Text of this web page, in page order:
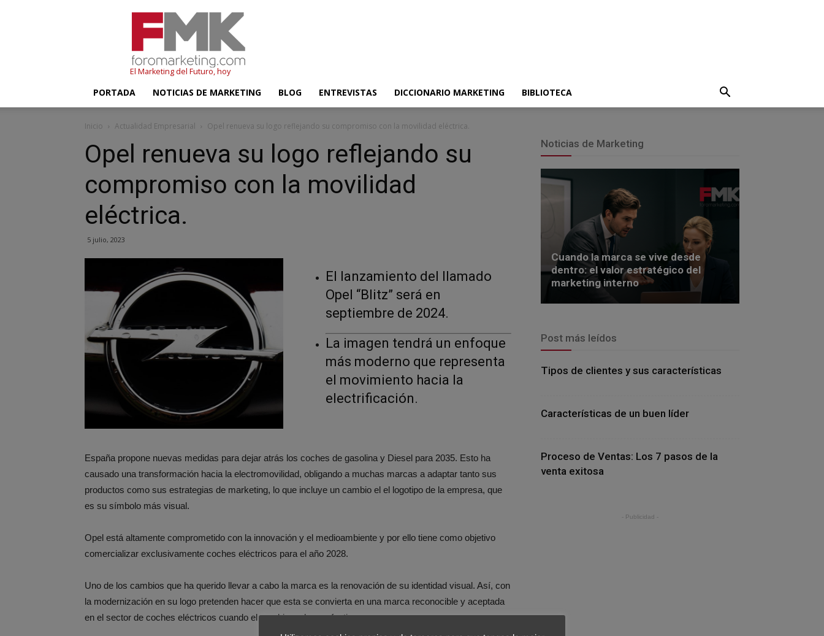
El Marketing del Futuro, hoy
PORTADA NOTICIAS DE MARKETING BLOG ENTREVISTAS DICCIONARIO MARKETING BIBLIOTECA
Inicio Actualidad Empresarial Opel renueva su logo reflejando su compromiso con la movilidad eléctrica.
Opel renueva su logo reflejando su
compromiso con la movilidad
eléctrica.
5 julio, 2023
El lanzamiento del llamado
Opel “Blitz” será en
septiembre de 2024.
La imagen tendrá un enfoque
más moderno que representa
el movimiento hacia la
electrificación.
España propone nuevas medidas para dejar atrás los coches de gasolina y Diesel para 2035. Esto ha
causado una transformación hacia la electromovilidad, obligando a muchas marcas a adaptar tanto sus
productos como sus estrategias de marketing, lo que incluye un cambio el el logotipo de la empresa, que
es su símbolo más visual.
Opel está altamente comprometido con la innovación y el medioambiente y por ello tiene como objetivo
comercializar exclusivamente coches eléctricos para el año 2028.
Uno de los cambios que ha querido llevar a cabo la marca es la renovación de su identidad visual. Así, con
la modernización en su logo pretenden hacer que esta se convierta en una marca reconocible y aceptada
en el sector de coches eléctricos cuando el cambio se haga efectivo.
Noticias de Marketing
Cuando la marca se vive desde
dentro: el valor estratégico del
marketing interno
Post más leídos
Tipos de clientes y sus características
Características de un buen líder
Proceso de Ventas: Los 7 pasos de la
venta exitosa
- Publicidad -